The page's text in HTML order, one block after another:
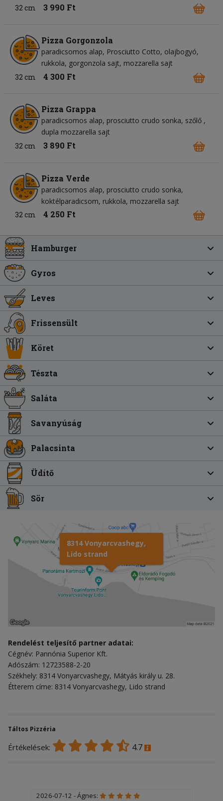
32 cm 3 990 Ft
Pizza Gorgonzola
paradicsomos alap Prosciutto Cotto olajbogyó
rukkola gorgonzola sajt mozzarella sajt
32 cm
4 300 Ft
Pizza Grappa
paradicsomos alap prosciutto crudo sonka szőlő
dupla mozzarella sajt
32 cm
3 890 Ft
Pizza Verde
paradicsomos alap prosciutto crudo sonka
koktélparadicsom rukkola mozzarella sajt
32 cm
4 250 Ft
Hamburger
Gyros
Leves
Frissensült
Köret
Tészta
Saláta
Savanyúság
Palacsinta
Üdítő
Sör
8314 Vonyarcvashegy,
Lido strand
Rendelést teljesítő partner adatai:
Cégnév: Pannónia Superior Kft.
Adószám: 12723588-2-20
Székhely: 8314 Vonyarcvashegy, Mátyás király u. 28.
Étterem címe: 8314 Vonyarcvashegy, Lido strand
Táltos Pizzéria
Értékelések: 4.7
2026-07-12 - Ágnes: